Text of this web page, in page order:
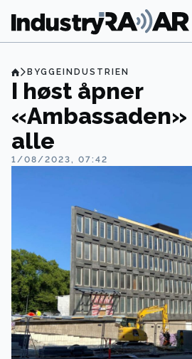
BYGGEINDUSTRIEN
I høst åpner
alle
1/08/2023, 07:42